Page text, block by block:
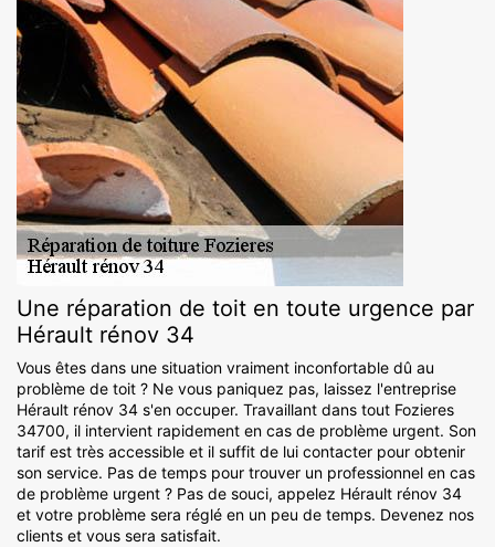
Une réparation de toit en toute urgence par
Hérault rénov 34
Vous êtes dans une situation vraiment inconfortable dû au
problème de toit ? Ne vous paniquez pas, laissez l'entreprise
Hérault rénov 34 s'en occuper. Travaillant dans tout Fozieres
34700, il intervient rapidement en cas de problème urgent. Son
tarif est très accessible et il suffit de lui contacter pour obtenir
son service. Pas de temps pour trouver un professionnel en cas
de problème urgent ? Pas de souci, appelez Hérault rénov 34
et votre problème sera réglé en un peu de temps. Devenez nos
clients et vous sera satisfait.